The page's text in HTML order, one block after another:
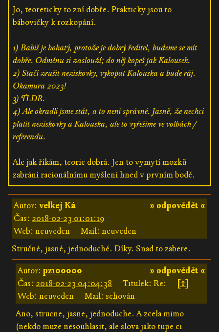
Jo, teoreticky to zní dobře. Prakticky jsou to
bábovičky k rozkopání.
1) Babiš je bohatý, protože je dobrý ředitel, budeme se mít
dobře. Odměnu si zaslouží; do něj kopeš jak Kalousek.
2) Stačí zrušit neziskovky, vykopat Kalouska a bude ráj.
Okamura 2023!
3) TLDR.
4) Ale okradli jsme stát, a to není správné. Jasně, že nechci
platit neziskovky a Kalouska, ale to vyřešíme ve volbách /
referendu.
Ale jak říkám, teorie dobrá. Jen to vymytí mozků
zabrání racionálnímu myšlení hned v prvním bodě.
» odpovědět «
Autor: velkej Ká
Čas: 2018-02-23 01:01:19
Web: neuveden
Mail: neuveden
Stručné, jasné, jednoduché. Díky. Snad to zabere.
» odpovědět «
Autor:pz100000
Čas: 2018-02-23 04:04:38 Titulek: Re:
[↑]
Web: neuveden
Mail: schován
Ano, strucne, jasne, jednoduche. A zcela mimo
(nekdo muze nesouhlasit, ale slova jako tupe ci